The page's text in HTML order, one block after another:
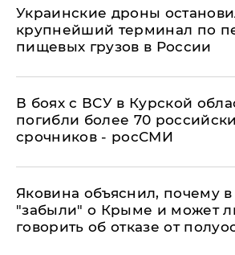
Украинские дроны
крупнейший терминал по
пищевых грузов в России
В боях с ВСУ в Курской
погибли более 70
срочников - росСМИ
Яковина объяснил, почему
"забыли" о Крыме и может
говорить об отказе от